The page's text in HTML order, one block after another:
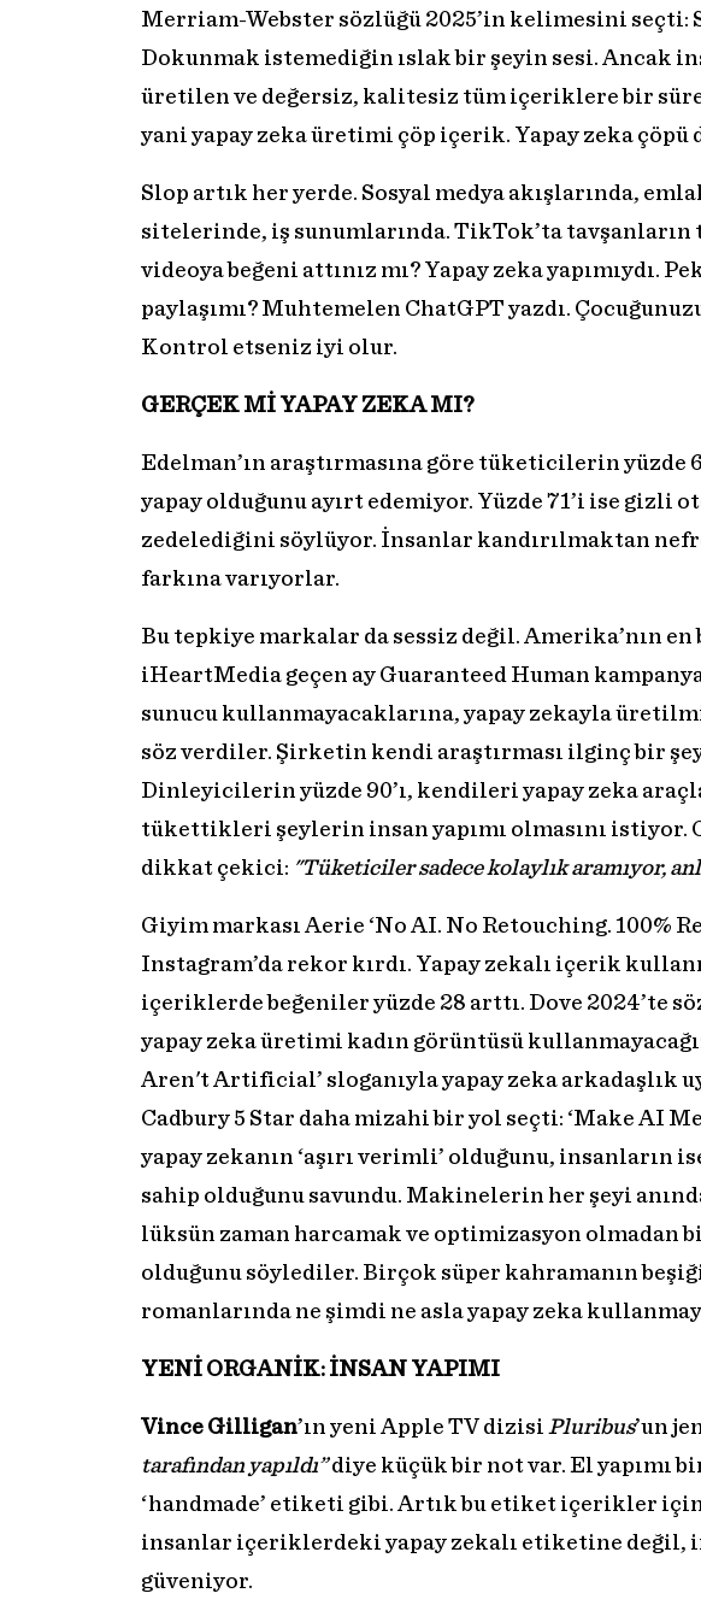
Merriam-Webster sözlüğü 2025’in kelimesini seçti:
Dokunmak istemediğin ıslak bir şeyin sesi. Ancak
üretilen ve değersiz, kalitesiz tüm içeriklere bir
yani yapay zeka üretimi çöp içerik. Yapay zeka
Slop artık her yerde. Sosyal medya akışlarında,
sitelerinde, iş sunumlarında. TikTok’ta tavşanların
videoya beğeni attınız mı? Yapay zeka yapımıydı.
paylaşımı? Muhtemelen ChatGPT yazdı.
Kontrol etseniz iyi olur.
GERÇEK Mİ YAPAY ZEKA MI?
Edelman’ın araştırmasına göre tüketicilerin yüzde
yapay olduğunu ayırt edemiyor. Yüzde 71’i ise gizli
zedelediğini söylüyor. İnsanlar kandırılmaktan
farkına varıyorlar.
Bu tepkiye markalar da sessiz değil. Amerika’nın
iHeartMedia geçen ay Guaranteed Human
sunucu kullanmayacaklarına, yapay zekayla
söz verdiler. Şirketin kendi araştırması ilginç bir
Dinleyicilerin yüzde 90’ı, kendileri yapay zeka
tükettikleri şeylerin insan yapımı olmasını istiyor.
dikkat çekici: "Tüketiciler sadece kolaylık aramıyor,
Giyim markası Aerie ‘No AI. No Retouching. 100%
Instagram’da rekor kırdı. Yapay zekalı içerik
içeriklerde beğeniler yüzde 28 arttı. Dove 2024’te
yapay zeka üretimi kadın görüntüsü
Aren't Artificial’ sloganıyla yapay zeka arkadaşlık
Cadbury 5 Star daha mizahi bir yol seçti: ‘Make AI
yapay zekanın ‘aşırı verimli’ olduğunu, insanların
sahip olduğunu savundu. Makinelerin her şeyi
lüksün zaman harcamak ve optimizasyon olmadan
olduğunu söylediler. Birçok süper kahramanın
romanlarında ne şimdi ne asla yapay zeka
YENİ ORGANİK: İNSAN YAPIMI
Vince Gilligan’ın yeni Apple TV dizisi Pluribus’un
tarafından yapıldı”diye küçük bir not var. El yapımı
‘handmade’ etiketi gibi. Artık bu etiket içerikler
insanlar içeriklerdeki yapay zekalı etiketine değil,
güveniyor.